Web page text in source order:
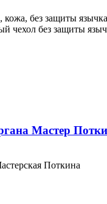
без защиты
чехол без защиты
Мастер
Поткина